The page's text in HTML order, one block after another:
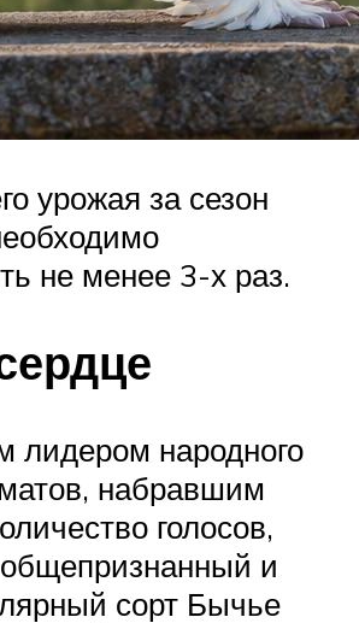
урожая за сезон
не менее 3-х раз.
лидером народного
набравшим
голосов,
и
сорт Бычье